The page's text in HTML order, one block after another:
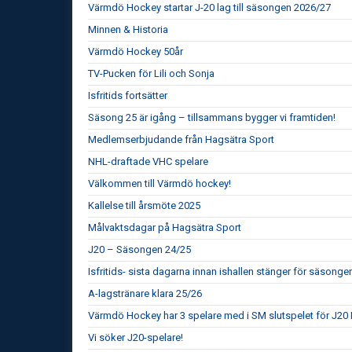
Värmdö Hockey startar J-20 lag till säsongen 2026/27
Minnen & Historia
Värmdö Hockey 50år
TV-Pucken för Lili och Sonja
Isfritids fortsätter
Säsong 25 är igång – tillsammans bygger vi framtiden!
Medlemserbjudande från Hagsätra Sport
NHL-draftade VHC spelare
Välkommen till Värmdö hockey!
Kallelse till årsmöte 2025
Målvaktsdagar på Hagsätra Sport
J20 – Säsongen 24/25
Isfritids- sista dagarna innan ishallen stänger för
A-lagstränare klara 25/26
Värmdö Hockey har 3 spelare med i SM slutspelet för J20
Vi söker J20-spelare!